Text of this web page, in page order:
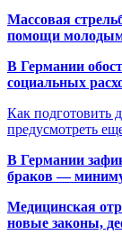
Массовая
помощи
В Германии
социальных
Как подготовить
предусмотреть
В Германии
браков —
Медицинская
новые законы,